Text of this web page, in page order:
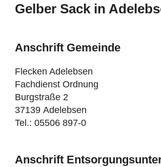
Gelber Sack in
Anschrift Gemeinde
Flecken Adelebsen
Fachdienst Ordnung
Burgstraße 2
37139 Adelebsen
Tel.: 05506 897-0
Anschrift